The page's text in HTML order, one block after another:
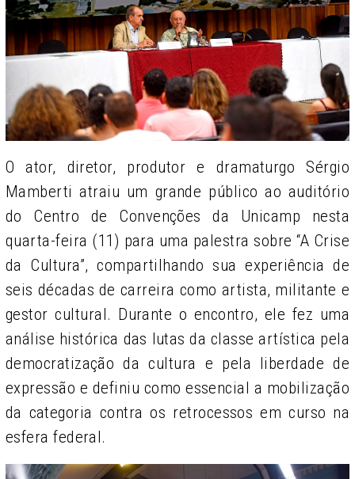
O ator, diretor, produtor e dramaturgo Sérgio
Mamberti atraiu um grande público ao auditório
do Centro de Convenções da Unicamp nesta
quarta-feira (11) para uma palestra sobre “A Crise
da Cultura”, compartilhando sua experiência de
seis décadas de carreira como artista, militante e
gestor cultural. Durante o encontro, ele fez uma
análise histórica das lutas da classe artística pela
democratização da cultura e pela liberdade de
expressão e definiu como essencial a mobilização
da categoria contra os retrocessos em curso na
esfera federal.